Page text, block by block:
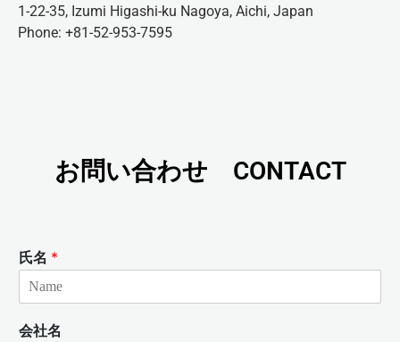
1-22-35, Izumi Higashi-ku Nagoya, Aichi, Japan
Phone: +81-52-953-7595
お問い合わせ CONTACT
氏名 *
会社名